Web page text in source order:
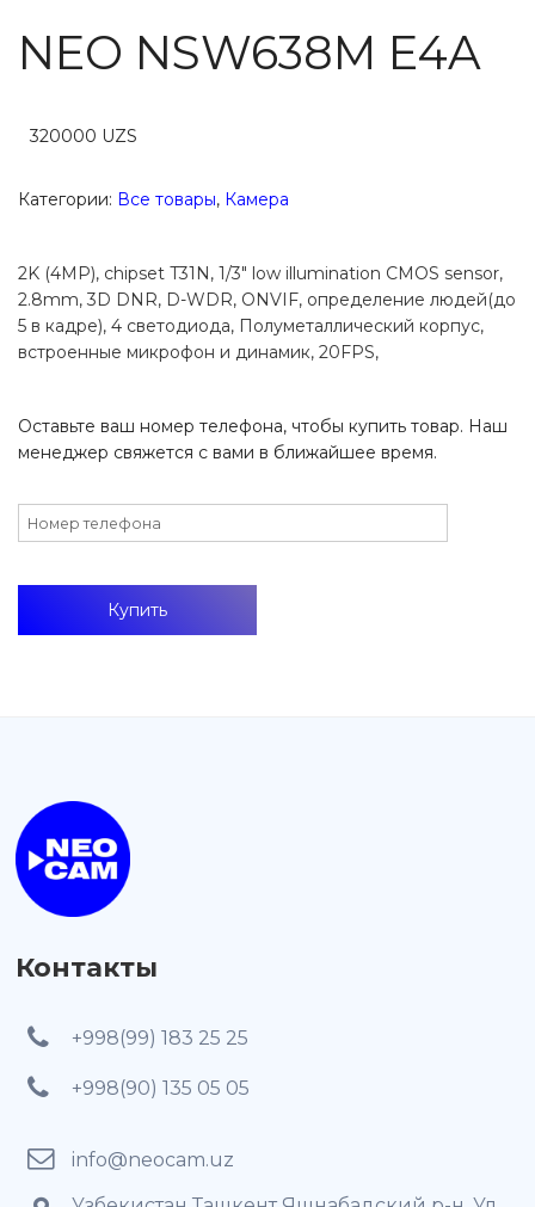
NEO NSW638M E4A
320000 UZS
Категории: Все товары, Камера
2K (4MP), chipset T31N, 1/3″ low illumination CMOS sensor,
2.8mm, 3D DNR, D-WDR, ONVIF, определение людей(до
5 в кадре), 4 светодиода, Полуметаллический корпус,
встроенные микрофон и динамик, 20FPS,
Оставьте ваш номер телефона, чтобы купить товар. Наш
менеджер свяжется с вами в ближайшее время.
Контакты
+998(99) 183 25 25
+998(90) 135 05 05
info@neocam.uz